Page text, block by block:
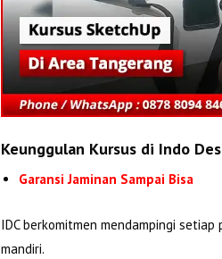
Keunggulan Kursus di Indo
Garansi Jaminan Sampai Bisa
IDC berkomitmen mendampingi
mandiri.